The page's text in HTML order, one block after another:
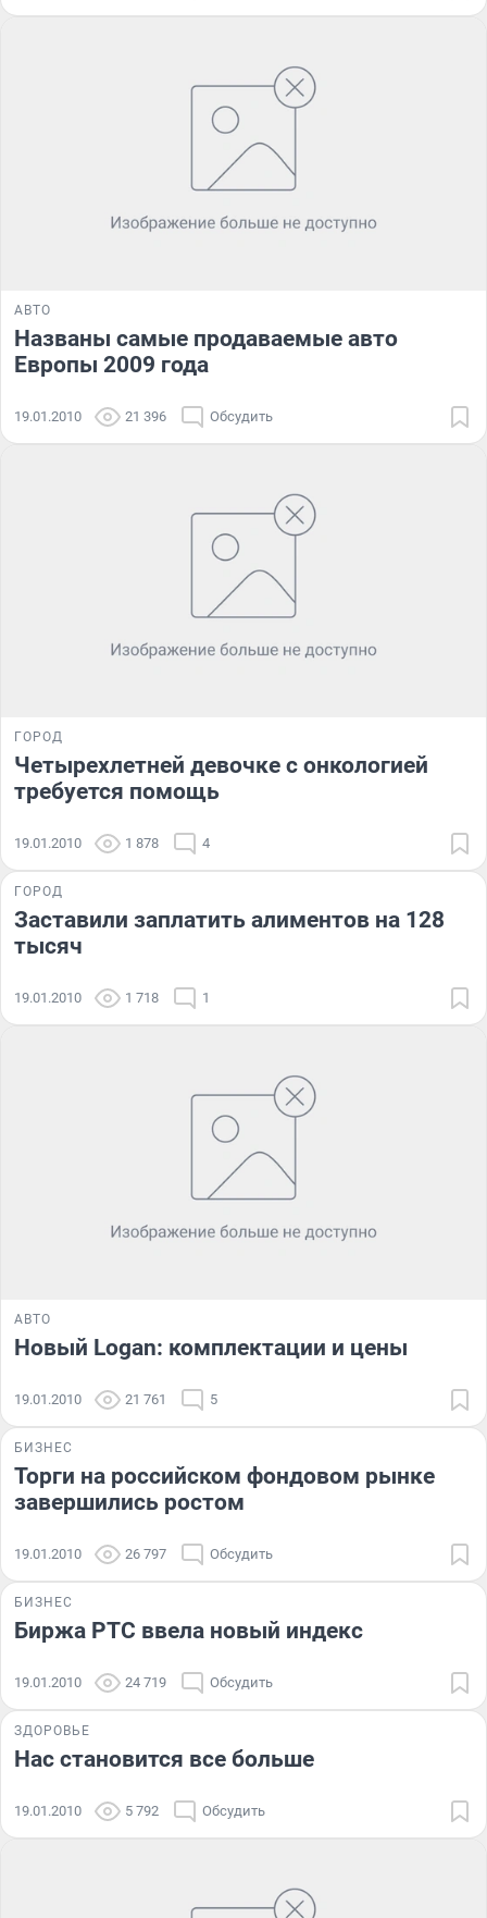
АВТО
Названы самые продаваемые авто
Европы 2009 года
19.01.2010 21 396 Обсудить
ГОРОД
Четырехлетней девочке с онкологией
требуется помощь
19.01.2010 1 878 4
ГОРОД
Заставили заплатить алиментов на 128
тысяч
19.01.2010 1 718 1
АВТО
Новый Logan: комплектации и цены
19.01.2010 21 761 5
БИЗНЕС
Торги на российском фондовом рынке
завершились ростом
19.01.2010 26 797 Обсудить
БИЗНЕС
Биржа РТС ввела новый индекс
19.01.2010 24 719 Обсудить
ЗДОРОВЬЕ
Нас становится все больше
19.01.2010 5 792 Обсудить